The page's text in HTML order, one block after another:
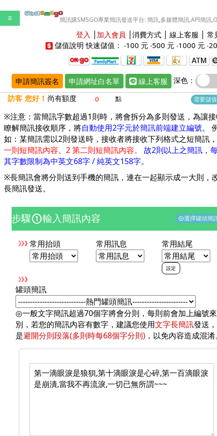
☰ 簡訊購SMSGO專業簡訊發送平台: 簡訊,多媒體簡訊,API簡訊
登入 加入會員 消費方式 線上客服
常
儲值說明 快速儲值： ‧100 元 ‧500 元 ‧1000 元 ‧
申請簡訊簽名 申請網址白名單 線上客服 深色：
訪客 您好 ! 尚有額度 點 需要儲
※注意：當簡訊字數超過1則時，將會拆分為多則發送，為讓
瞭解簡訊接收順序，將自動使用2字元於簡訊前端建立編號。
如：某簡訊需以2則發送時，接收者將接收下列格式之短簡訊，
一則短簡訊內容、 2 第二則短簡訊內容。
故2則以上之簡訊，
其字數限制為中英文68字 / 純英文158字。
※長簡訊會將分則送到手機的簡訊，連在一起顯示成一大則，
長簡訊發送。
步驟counter_1輸入簡訊內容 add_circle選擇罐頭簡
常用抬頭 常用訊息 常用結尾
設定
罐頭簡訊
◎一般文字簡訊超過70個字將會分則，每則前會加上編號
別，若您的簡訊內容有數字，建議您使用文字長簡訊發送
是避開分則段落(多則時每68個字分則) ，以免內容造成混